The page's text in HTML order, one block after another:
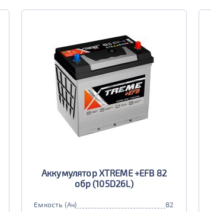
Аккумулятор XTREME +EFB 82
обр (105D26L)
Емкость (Ач)
82